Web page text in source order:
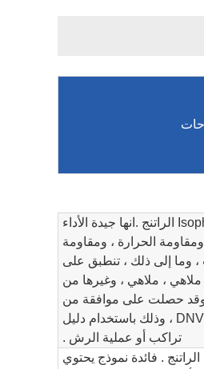
انها جيدة الأداء
ومقاومة الحرارة ، ومقاومة
، وما إلى ذلك ، تنطبق على
، ملاهي ، ملاهي ، وغيرها من
. وقد حصلت على موافقة من
قانون الأحوال المدنية و DNV ، وذلك باستخدام دليل
تراكب أو عملية الرش .
حمض Isophthalic gelcoat الراتنج . فائدة نموذج يحتوي